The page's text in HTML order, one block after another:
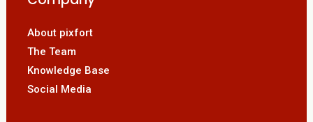
About pixfort
The Team
Knowledge Base
Social Media